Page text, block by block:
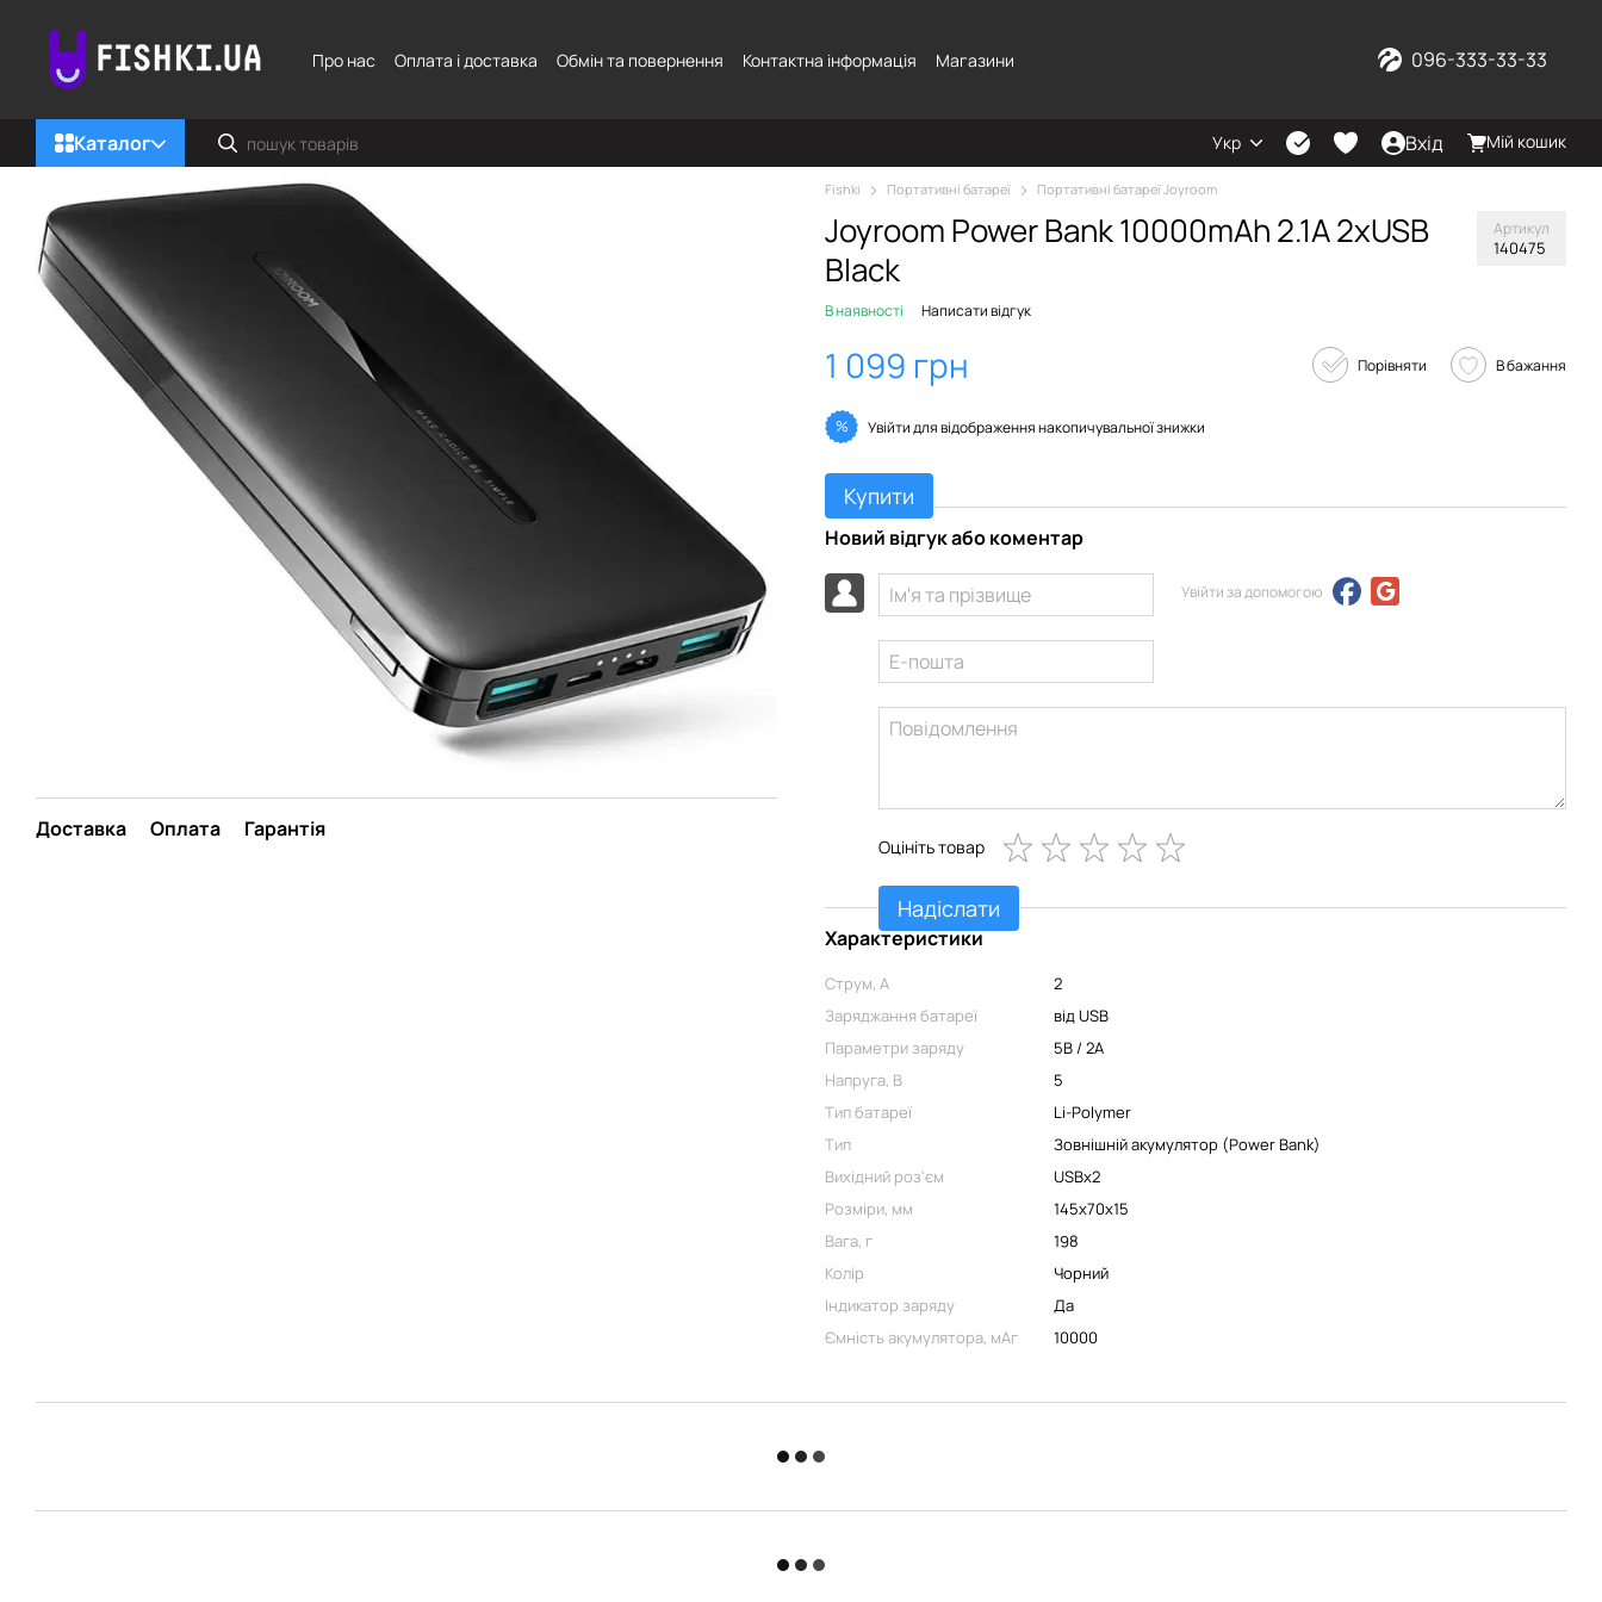
Про нас
Оплата і доставка Обмін та повернення Контактна інформація Магазини 096-333-33-33
Каталог Укр Вхід Мій кошик
Доставка Оплата Гарантія
Fishki Портативні батареї Портативні батареї Joyroom
Joyroom Power Bank 10000mAh 2.1A 2xUSB
Black
Артикул
140475
В наявності Написати відгук
1 099 грн Порівняти В бажання
% Увійтидля відображення накопичувальної знижки
Купити
Новий відгук або коментар
Увійти за допомогою
Оцініть товар
Надіслати
Характеристики
Струм, А
2
Заряджання батареї
від USB
Параметри заряду
5В / 2A
Напруга, В
5
Тип батареї
Li-Polymer
Тип
Зовнішній акумулятор (Power Bank)
Вихідний роз'єм
USBx2
Розміри, мм
145х70х15
Вага, г
198
Колір
Чорний
Індикатор заряду
Да
Ємність акумулятора, мАг
10000